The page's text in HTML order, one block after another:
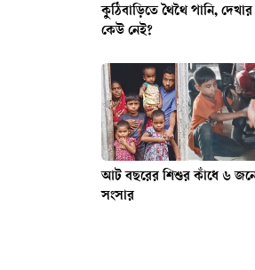
কুঠিবাড়িতে থৈথৈ পানি, দেখার
কেউ নেই?
আট বছরের শিশুর কাঁধে ৬
সংসার